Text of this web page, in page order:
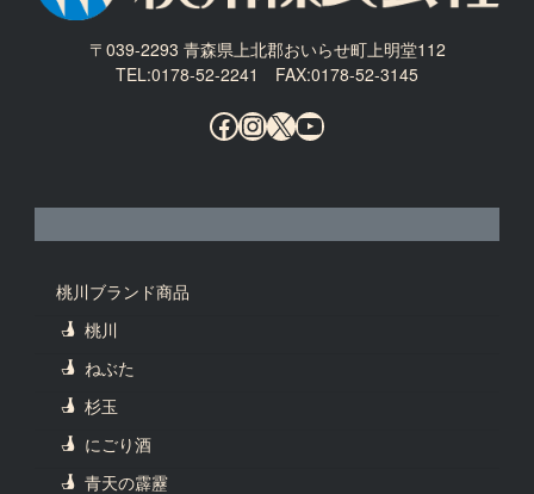
〒039-2293 青森県上北郡おいらせ町上明堂112
TEL:0178-52-2241 FAX:0178-52-3145
Facebook
Instagram
X YouTube
桃川ブランド商品
桃川
ねぶた
杉玉
にごり酒
青天の霹靂